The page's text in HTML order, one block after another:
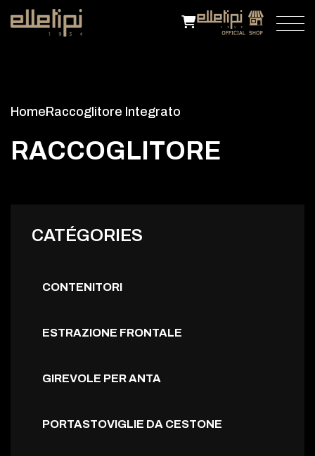
HomeRaccoglitore Integrato
RACCOG L TO R E
CATÉGORIES
CONTENITORI
ESTRAZIONE FRONTALE
GIREVOLE PER ANTA
PORTASTOVIGLIE DA CESTONE